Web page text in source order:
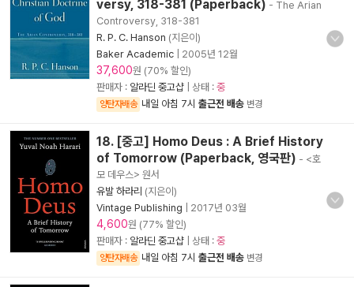
versy, 318-381 (Paperback) - The Arian
Controversy, 318-381
R. P. C. Hanson (지은이)
Baker Academic
2005년 12월
37,600원 (70% 할인)
판매자 : 알라딘 중고샵 | 상태 : 중
양탄자배송 내일 아침 7시 출근전 배송 변경
18. [중고] Homo Deus : A Brief History
of Tomorrow (Paperback, 영국판) - <호
모 데우스> 원서
유발 하라리 (지은이)
Vintage Publishing
2017년 03월
4,600원 (77% 할인)
판매자 : 알라딘 중고샵 | 상태 : 중
양탄자배송 내일 아침 7시 출근전 배송 변경